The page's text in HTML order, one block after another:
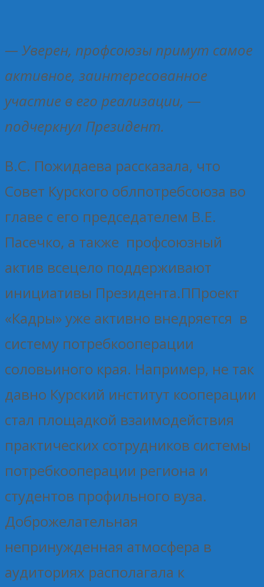
— Уверен, профсоюзы примут самое
активное, заинтересованное
участие в его реализации, —
подчеркнул Президент.
В.С. Пожидаева рассказала, что
Совет Курского облпотребсоюза во
главе с его председателем В.Е.
Пасечко, а также профсоюзный
актив всецело поддерживают
инициативы Президента.ППроект
«Кадры» уже активно внедряется в
систему потребкооперации
соловьиного края. Например, не так
давно Курский институт кооперации
стал площадкой взаимодействия
практических сотрудников системы
потребкооперации региона и
студентов профильного вуза.
Доброжелательная
непринужденная атмосфера в
аудиториях располагала к